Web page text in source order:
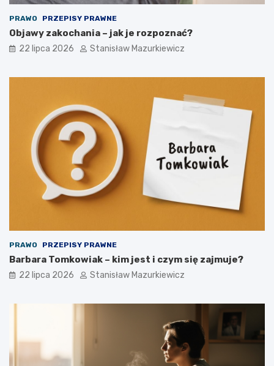
PRAWO PRZEPISY PRAWNE
Objawy zakochania – jak je rozpoznać?
22 lipca 2026 Stanisław Mazurkiewicz
PRAWO PRZEPISY PRAWNE
Barbara Tomkowiak – kim jest i czym się zajmuje?
22 lipca 2026 Stanisław Mazurkiewicz